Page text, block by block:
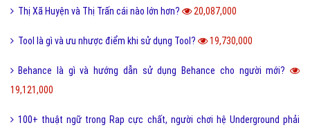
Thị Xã Huyện và Thị Trấn cái nào lớn hơn? 20,087,000
Tool là gì và ưu nhược điểm khi sử dụng Tool? 19,730,000
Behance là gì và hướng dẫn sử dụng Behance cho người mới?
19,121,000
100+ thuật ngữ trong Rap cực chất, người chơi hệ Underground phải